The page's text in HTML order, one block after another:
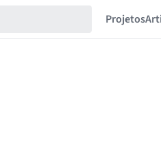
Projetos